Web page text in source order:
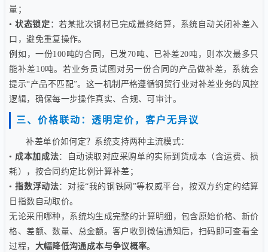
量；
•状态锁定 ：若某批次钢材已完成最终结算，系统自动关闭补差入
口，避免重复操作。
例如，一份100吨的合同，已发70吨、已补差20吨，则本次最多只
能补差10吨。若业务员试图对另一份合同的产品做补差，系统会
提示“产品不匹配”。这一机制严格遵循钢贸行业对补差业务的风控
逻辑，确保每一步操作真实、合规、可审计。
三、价格联动：透明定价，客户无异议
补差单价如何定？系统支持两种主流模式：
• 成本加成法：自动读取对应采购单的实际到货成本（含运费、损
耗），按合同约定比例计算补差；
•指数浮动法：对接“我的钢铁网”等权威平台，按双方约定的结算
日指数自动取价。
无论采用哪种，系统均生成完整的计算明细，包含原始价格、新价
格、差额、数量、总金额。客户收到微信通知后，扫码即可查看全
过程， 大幅降低沟通成本与争议概率。